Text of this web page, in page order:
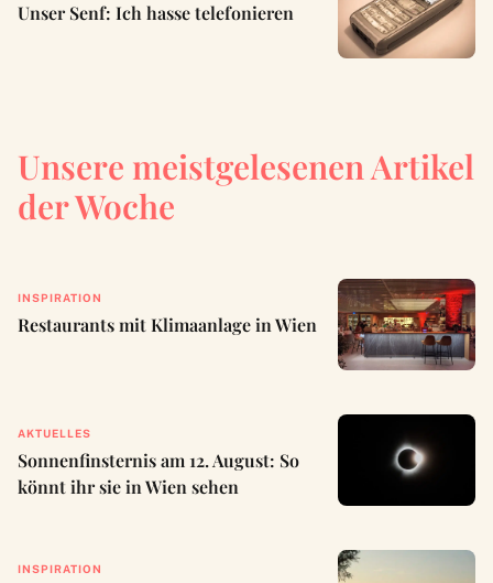
Unser Senf: Ich hasse telefonieren
Unsere meistgelesenen Artikel
der Woche
INSPIRATION
Restaurants mit Klimaanlage in Wien
AKTUELLES
Sonnenfinsternis am 12. August: So
könnt ihr sie in Wien sehen
INSPIRATION